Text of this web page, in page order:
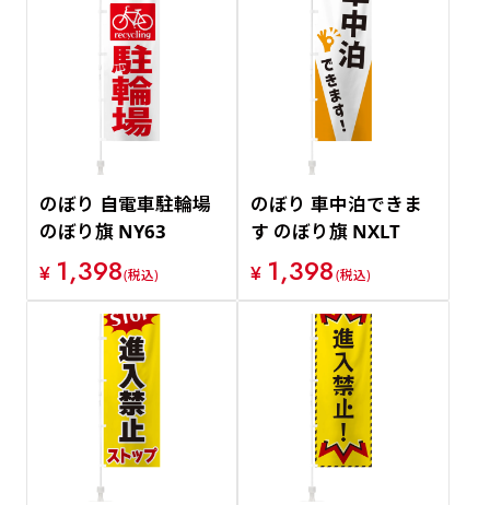
のぼり 自電車駐輪場
のぼり旗 NY63
¥ 1,398(税込)
のぼり 車中泊できま
す のぼり旗 NXLT
¥ 1,398(税込)